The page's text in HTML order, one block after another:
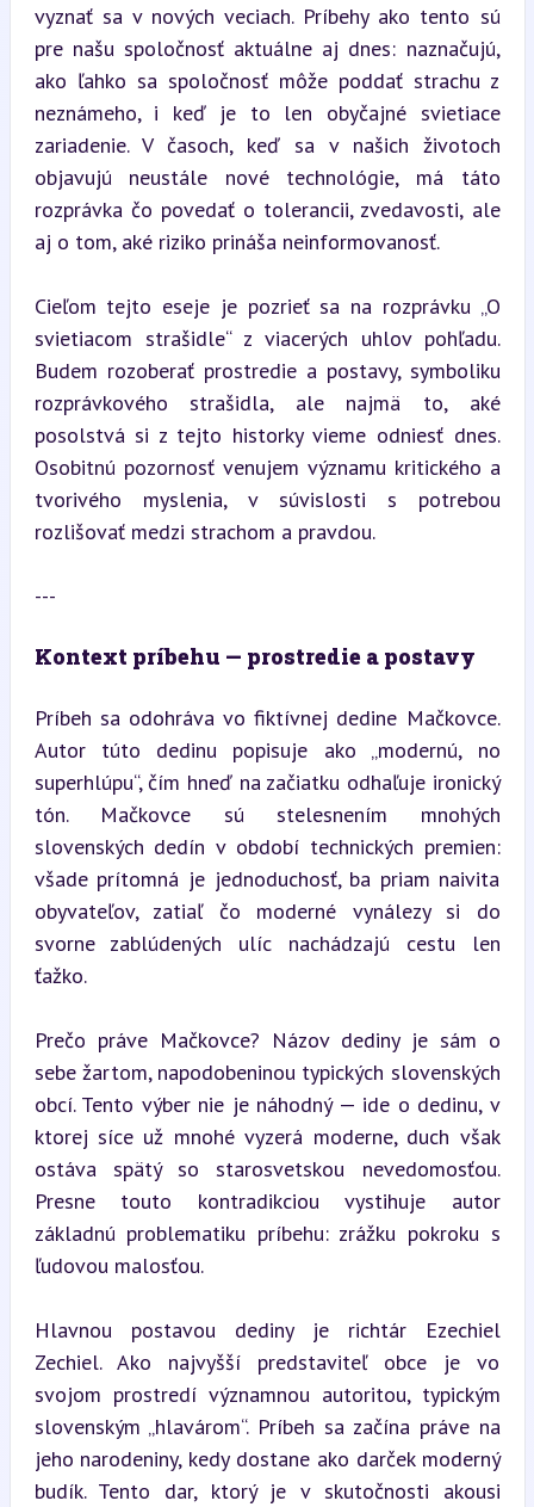
vyznať sa v nových veciach. Príbehy ako tento sú
pre našu spoločnosť aktuálne aj dnes: naznačujú,
ako ľahko sa spoločnosť môže poddať strachu z
neznámeho, i keď je to len obyčajné svietiace
zariadenie. V časoch, keď sa v našich životoch
objavujú neustále nové technológie, má táto
rozprávka čo povedať o tolerancii, zvedavosti, ale
aj o tom, aké riziko prináša neinformovanosť.
Cieľom tejto eseje je pozrieť sa na rozprávku „O
svietiacom strašidle“ z viacerých uhlov pohľadu.
Budem rozoberať prostredie a postavy, symboliku
rozprávkového strašidla, ale najmä to, aké
posolstvá si z tejto historky vieme odniesť dnes.
Osobitnú pozornosť venujem významu kritického a
tvorivého myslenia, v súvislosti s potrebou
rozlišovať medzi strachom a pravdou.
---
Kontext príbehu — prostredie a postavy
Príbeh sa odohráva vo fiktívnej dedine Mačkovce.
Autor túto dedinu popisuje ako „modernú, no
superhlúpu“, čím hneď na začiatku odhaľuje ironický
tón. Mačkovce sú stelesnením mnohých
slovenských dedín v období technických premien:
všade prítomná je jednoduchosť, ba priam naivita
obyvateľov, zatiaľ čo moderné vynálezy si do
svorne zablúdených ulíc nachádzajú cestu len
ťažko.
Prečo práve Mačkovce? Názov dediny je sám o
sebe žartom, napodobeninou typických slovenských
obcí. Tento výber nie je náhodný — ide o dedinu, v
ktorej síce už mnohé vyzerá moderne, duch však
ostáva spätý so starosvetskou nevedomosťou.
Presne touto kontradikciou vystihuje autor
základnú problematiku príbehu: zrážku pokroku s
ľudovou malosťou.
Hlavnou postavou dediny je richtár Ezechiel
Zechiel. Ako najvyšší predstaviteľ obce je vo
svojom prostredí významnou autoritou, typickým
slovenským „hlavárom“. Príbeh sa začína práve na
jeho narodeniny, kedy dostane ako darček moderný
budík. Tento dar, ktorý je v skutočnosti akousi